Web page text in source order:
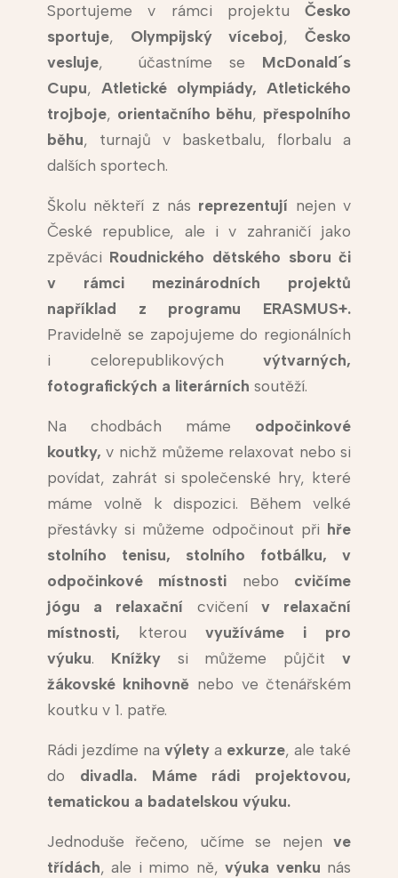
Sportujeme v rámci projektuČesko
sportuje, Olympijský víceboj,Česko
vesluje, účastníme se McDonald´s
Cupu, Atletické olympiády, Atletického
trojboje, orientačního běhu, přespolního
běhu, turnajů v basketbalu, florbalu a
dalších sportech.
Školu někteří z nás reprezentují nejen v
České republice, ale i v zahraničí jako
zpěváci Roudnického dětského sboru či
v rámci mezinárodních projektů
například z programu ERASMUS+.
Pravidelně se zapojujeme do regionálních
i celorepublikovýchvýtvarných,
fotografických a literárních soutěží.
Na chodbách máme odpočinkové
koutky, v nichž můžeme relaxovat nebo si
povídat, zahrát si společenské hry, které
máme volně k dispozici. Během velké
přestávky si můžeme odpočinout při hře
stolního tenisu, stolního fotbálku, v
odpočinkové místnosti nebo cvičíme
jógu a relaxační cvičenív relaxační
místnosti, kterou využíváme i pro
výuku. Knížkysi můžeme půjčitv
žákovské knihovně nebo ve čtenářském
koutku v 1. patře.
Rádi jezdíme na výletya exkurze, ale také
do divadla. Máme rádi projektovou,
tematickou a badatelskou výuku.
Jednoduše řečeno, učíme se nejenve
třídách, ale i mimo ně,výuka venku nás